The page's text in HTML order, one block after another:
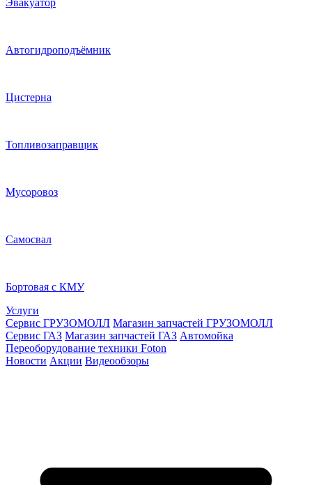
Эвакуатор
Автогидроподъёмник
Цистерна
Топливозаправщик
Мусоровоз
Самосвал
Бортовая с КМУ
Услуги
Сервис ГРУЗОМОЛЛ Магазин запчастей ГРУЗОМОЛЛ
Сервис ГАЗ Магазин запчастей ГАЗ Автомойка
Переоборудование техники Foton
Новости Акции Видеообзоры